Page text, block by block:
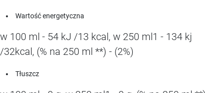
Wartość energetyczna
w 100 ml - 54 kJ /13 kcal, w 250 ml1 - 134 kj
/32kcal, (% na 250 ml **) - (2%)
Tłuszcz